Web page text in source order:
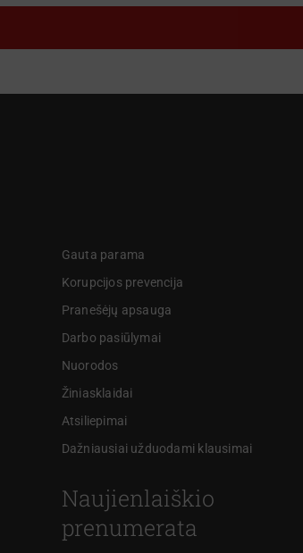
Gauta parama
Korupcijos prevencija
Pranešėjų apsauga
Darbo pasiūlymai
Nuorodos
Žiniasklaidai
Atsiliepimai
Dažniausiai užduodami klausimai
Naujienlaiškio
prenumerata